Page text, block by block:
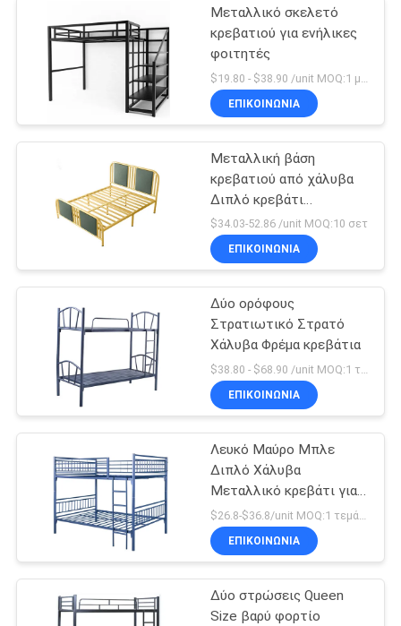
ΜΑΣ
ΕΛΆΤΕ
ΕΠΑΦΉ
ΜΕ
ΕΙΔΉΣΕΙΣ
ΖΗΤΉΣΤΕ
ΈΝΑ
ΑΠΌΣΠΑΣΜΑ
SITEMAP
PRIVACY
POLICY
Μεταλλικό σκελετό
κρεβατιού για ενήλικες
φοιτητές
ΕΠΙΚΟΙΝΩΝΊΑ
Μεταλλική βάση
κρεβατιού από χάλυβα
Διπλό κρεβάτι
Βασίλισσα Μέγεθος
Βασιλιά Μέγεθος
Σύγχρονο σχεδιασμό
$34.03-52.86 /unit MOQ:10 σετ
ΕΠΙΚΟΙΝΩΝΊΑ
Δύο ορόφους
Στρατιωτικό Στρατό
Χάλυβα Φρέμα κρεβάτια
$38.80 - $68.90 /unit MOQ:1 τεμάχιο
ΕΠΙΚΟΙΝΩΝΊΑ
Λευκό Μαύρο Μπλε
Διπλό Χάλυβα
Μεταλλικό κρεβάτι για
σχολεία Νοσοκομείο
ΕΠΙΚΟΙΝΩΝΊΑ
Δύο στρώσεις Queen
Size βαρύ φορτίο